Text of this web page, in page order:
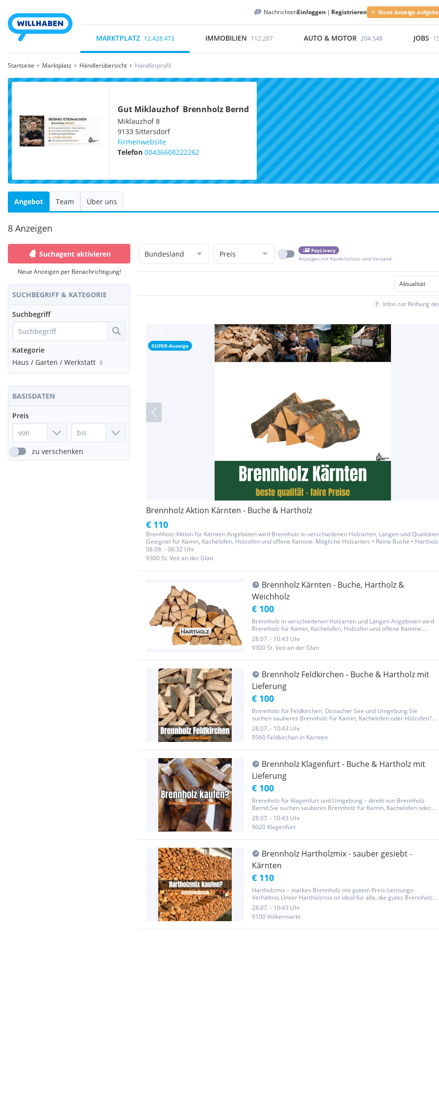
NachrichtenEinloggen | Registrieren Neue Anzeige
MARKTPLATZ 12.428.473 IMMOBILIEN 112.287 AUTO & MOTOR 204.548 JOBS
Startseite Marktplatz Händlerübersicht Händlerprofil
Gut Miklauzhof  Brennholz Bernd
Miklauzhof 8
9133 Sittersdorf
Firmenwebsite
Telefon 00436608222262
Angebot Team Über uns
8 Anzeigen
Suchagent aktivieren
Neue Anzeigen per Benachrichtigung!
SUCHBEGRIFF & KATEGORIE
Suchbegriff
Kategorie
Haus / Garten / Werkstatt 8
BASISDATEN
Preis
zu verschenken
Bundesland Preis
PayLivery
Anzeigen mit Käuferschutz und Versand
Infos zur Reihung
SUPER-Anzeige
Brennholz Aktion Kärnten - Buche & Hartholz
€ 110
Brennholz-Aktion für Kärnten Angeboten wird Brennholz in verschiedenen Holzarten, Längen und
Geeignet für Kamin, Kachelofen, Holzofen und offene Kamine. Mögliche Holzarten: • Reine Buche •
Weichholzmix • Reine Birke auf Anfrage...
08.08. - 06:32 Uhr
9300 St. Veit an der Glan
Brennholz Kärnten - Buche, Hartholz &
Weichholz
€ 100
Brennholz in verschiedenen Holzarten und Längen Angeboten wird
Brennholz für Kamin, Kachelofen, Holzofen und offene Kamine.
Mögliche Holzarten: • Reine Buche • Hartholzmix • Weichholzmix •
Reine Birke auf Anfrage Mögliche Längen: • 25 cm • 30 cm • 50 cm...
28.07. - 10:43 Uhr
9300 St. Veit an der Glan
Brennholz Feldkirchen - Buche & Hartholz mit
Lieferung
€ 100
Brennholz für Feldkirchen, Ossiacher See und Umgebung Sie
suchen sauberes Brennholz für Kamin, Kachelofen oder Holzofen?
Brennholz Bernd liefert hochwertiges, gesiebtes Brennholz nach
Feldkirchen und Umgebung – zuverlässig, regional und
unkompliziert....
28.07. - 10:43 Uhr
9560 Feldkirchen in Kärnten
Brennholz Klagenfurt - Buche & Hartholz mit
Lieferung
€ 100
Brennholz für Klagenfurt und Umgebung – direkt von Brennholz
Bernd Sie suchen sauberes Brennholz für Kamin, Kachelofen oder
Holzofen? Brennholz Bernd liefert hochwertiges, gesiebtes
Brennholz nach Klagenfurt und Umgebung. Wir bieten: • Reine
Buche •...
28.07. - 10:43 Uhr
9020 Klagenfurt
Brennholz Hartholzmix - sauber gesiebt -
Kärnten
€ 110
Hartholzmix – starkes Brennholz mit gutem Preis-Leistungs-
Verhältnis Unser Hartholzmix ist ideal für alle, die gutes Brennholz
für Kamin, Kachelofen oder Holzofen suchen und dabei
preisbewusst kaufen möchten. Brennholz Bernd liefert sauberes,
gesiebtes...
28.07. - 10:43 Uhr
9100 Völkermarkt